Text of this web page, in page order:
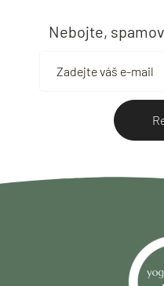
Nebojte,